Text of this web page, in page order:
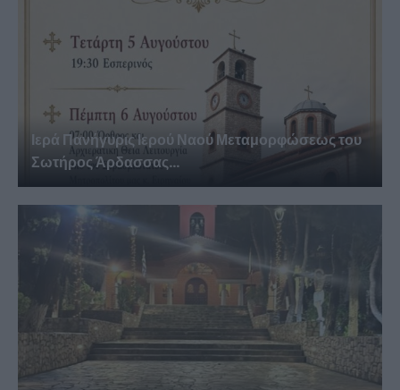
Ιερά Πανήγυρις Ιερού Ναού Μεταμορφώσεως του
Σωτήρος Άρδασσας...